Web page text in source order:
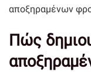
αποξηραμένων
Πώς